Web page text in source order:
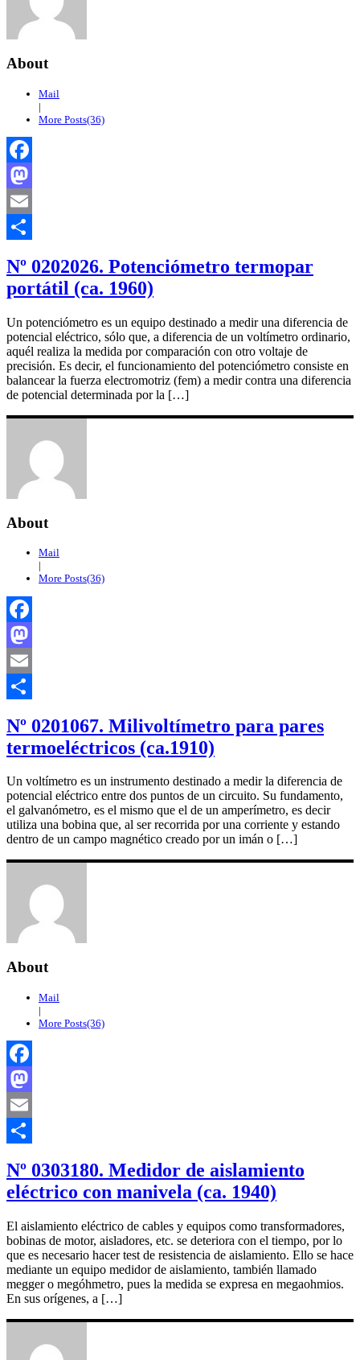
About
Mail
|
More Posts(36)
Facebook
Mastodon
Email
Nº 0202026. Potenciómetro termopar
portátil (ca. 1960)
Un potenciómetro es un equipo destinado a medir una diferencia de
potencial eléctrico, sólo que, a diferencia de un voltímetro ordinario,
aquél realiza la medida por comparación con otro voltaje de
precisión. Es decir, el funcionamiento del potenciómetro consiste en
balancear la fuerza electromotriz (fem) a medir contra una diferencia
de potencial determinada por la […]
About
Mail
|
More Posts(36)
Facebook
Mastodon
Email
Nº 0201067. Milivoltímetro para pares
termoeléctricos (ca.1910)
Un voltímetro es un instrumento destinado a medir la diferencia de
potencial eléctrico entre dos puntos de un circuito. Su fundamento,
el galvanómetro, es el mismo que el de un amperímetro, es decir
utiliza una bobina que, al ser recorrida por una corriente y estando
dentro de un campo magnético creado por un imán o […]
About
Mail
|
More Posts(36)
Facebook
Mastodon
Email
Nº 0303180. Medidor de aislamiento
eléctrico con manivela (ca. 1940)
El aislamiento eléctrico de cables y equipos como transformadores,
bobinas de motor, aisladores, etc. se deteriora con el tiempo, por lo
que es necesario hacer test de resistencia de aislamiento. Ello se hace
mediante un equipo medidor de aislamiento, también llamado
megger o megóhmetro, pues la medida se expresa en megaohmios.
En sus orígenes, a […]